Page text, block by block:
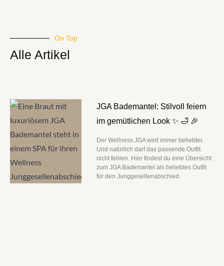
On Top
Alle Artikel
JGA Bademantel: Stilvoll feiern
im gemütlichen Look ✨ 🛁 🎉
Der Wellness JGA wird immer beliebter.
Und natürlich darf das passende Outfit
nicht fehlen. Hier findest du eine Übersicht
zum JGA Bademantel als beliebtes Outfit
für den Junggesellenabschied.